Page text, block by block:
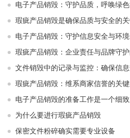
电子产品销毁：守护品质，呼唤绿
瑕疵产品销毁是确保品质与安全的
电子产品销毁：守护信息安全与环
瑕疵产品销毁：企业责任与品牌守
文件销毁中的记录与监控：确保信
瑕疵产品销毁：维系商家信誉的关
电子产品销毁的准备工作是一个细
为什么要进行瑕疵产品销毁
保密文件粉碎确实需要专业设备